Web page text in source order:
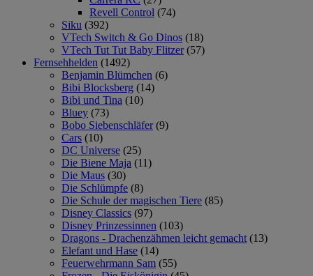
Revell Control (74)
Siku (392)
VTech Switch & Go Dinos (18)
VTech Tut Tut Baby Flitzer (57)
Fernsehhelden (1492)
Benjamin Blümchen (6)
Bibi Blocksberg (14)
Bibi und Tina (10)
Bluey (73)
Bobo Siebenschläfer (9)
Cars (10)
DC Universe (25)
Die Biene Maja (11)
Die Maus (30)
Die Schlümpfe (8)
Die Schule der magischen Tiere (85)
Disney Classics (97)
Disney Prinzessinnen (103)
Dragons - Drachenzähmen leicht gemacht (13)
Elefant und Hase (14)
Feuerwehrmann Sam (55)